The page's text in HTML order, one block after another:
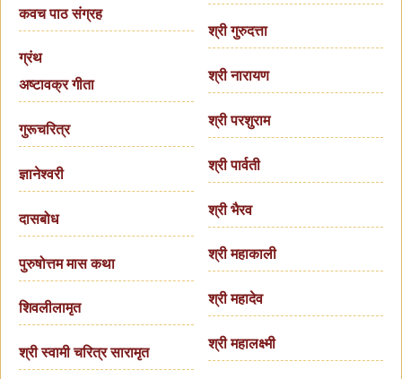
कवच पाठ संग्रह
ग्रंथ
अष्टावक्र गीता
गुरूचरित्र
ज्ञानेश्वरी
दासबोध
पुरुषोत्तम मास कथा
शिवलीलामृत
श्री स्वामी चरित्र सारामृत
श्री गुरुदत्ता
श्री नारायण
श्री परशुराम
श्री पार्वती
श्री भैरव
श्री महाकाली
श्री महादेव
श्री महालक्ष्मी